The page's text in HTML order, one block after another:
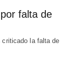
falta de
la falta de